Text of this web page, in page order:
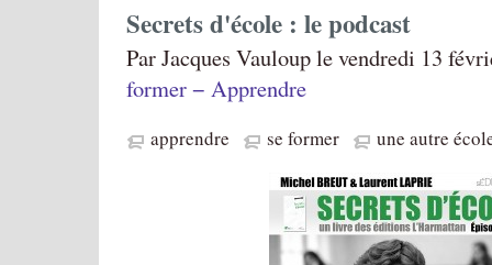
Secrets d'école : le podcast
Par Jacques Vauloup le vendredi 13
former − Apprendre
apprendre se former une autre